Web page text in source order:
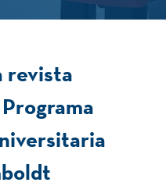
revista